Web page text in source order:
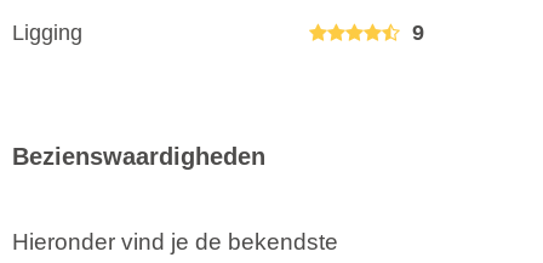
Ligging
9
Bezienswaardigheden
Hieronder vind je de bekendste